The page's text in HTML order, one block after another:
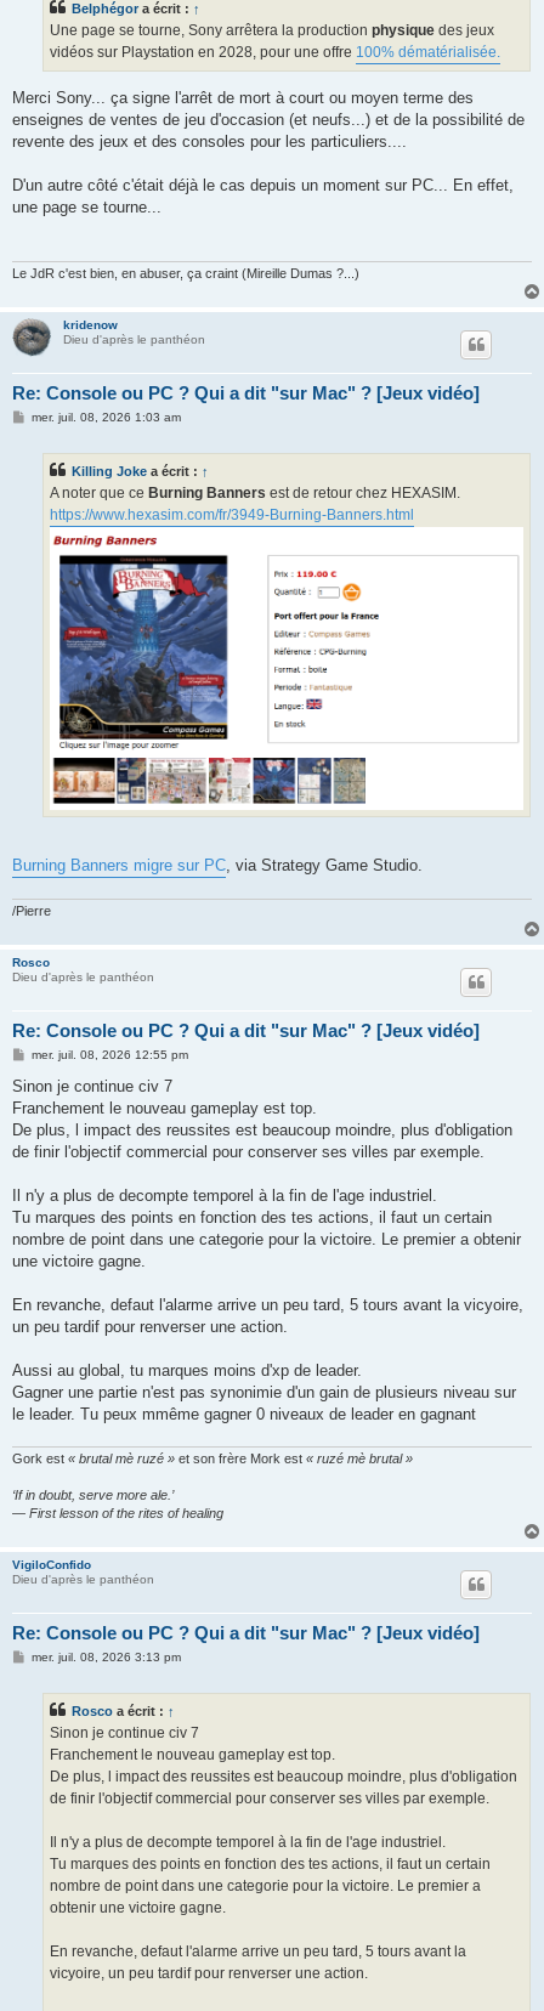
Belphégor a écrit : ↑
Une page se tourne, Sony arrêtera la production physique des jeux
vidéos sur Playstation en 2028, pour une offre 100% dématérialisée.
Merci Sony... ça signe l'arrêt de mort à court ou moyen terme des
enseignes de ventes de jeu d'occasion (et neufs...) et de la possibilité de
revente des jeux et des consoles pour les particuliers....
D'un autre côté c'était déjà le cas depuis un moment sur PC... En effet,
une page se tourne...
Le JdR c'est bien, en abuser, ça craint (Mireille Dumas ?...)
kridenow
Dieu d'après le panthéon
Re: Console ou PC ? Qui a dit "sur Mac" ? [Jeux vidéo]
Mmer. juil. 08, 2026 1:03 am
Killing Joke a écrit : ↑
A noter que ce Burning Banners est de retour chez HEXASIM.
https://www.hexasim.com/fr/3949-Burning-Banners.html
Burning Banners migre sur PC , via Strategy Game Studio.
/Pierre
Rosco
Dieu d'après le panthéon
Re: Console ou PC ? Qui a dit "sur Mac" ? [Jeux vidéo]
M
s
a
g
mer. juil. 08, 2026 12:55 pm
Sinon je continue civ 7
Franchement le nouveau gameplay est top.
De plus, l impact des reussites est beaucoup moindre, plus d'obligation
de finir l'objectif commercial pour conserver ses villes par exemple.
Il n'y a plus de decompte temporel à la fin de l'age industriel.
Tu marques des points en fonction des tes actions, il faut un certain
nombre de point dans une categorie pour la victoire. Le premier a obtenir
une victoire gagne.
En revanche, defaut l'alarme arrive un peu tard, 5 tours avant la vicyoire,
un peu tardif pour renverser une action.
Aussi au global, tu marques moins d'xp de leader.
Gagner une partie n'est pas synonimie d'un gain de plusieurs niveau sur
le leader. Tu peux mmême gagner 0 niveaux de leader en gagnant
Gork est « brutal mè ruzé » et son frère Mork est « ruzé mè brutal »
‘If in doubt, serve more ale.’
— First lesson of the rites of healing
VigiloConfido
Dieu d'après le panthéon
Re: Console ou PC ? Qui a dit "sur Mac" ? [Jeux vidéo]
Mmer. juil. 08, 2026 3:13 pm
Rosco a écrit : ↑
Sinon je continue civ 7
Franchement le nouveau gameplay est top.
De plus, l impact des reussites est beaucoup moindre, plus d'obligation
de finir l'objectif commercial pour conserver ses villes par exemple.
Il n'y a plus de decompte temporel à la fin de l'age industriel.
Tu marques des points en fonction des tes actions, il faut un certain
nombre de point dans une categorie pour la victoire. Le premier a
obtenir une victoire gagne.
En revanche, defaut l'alarme arrive un peu tard, 5 tours avant la
vicyoire, un peu tardif pour renverser une action.